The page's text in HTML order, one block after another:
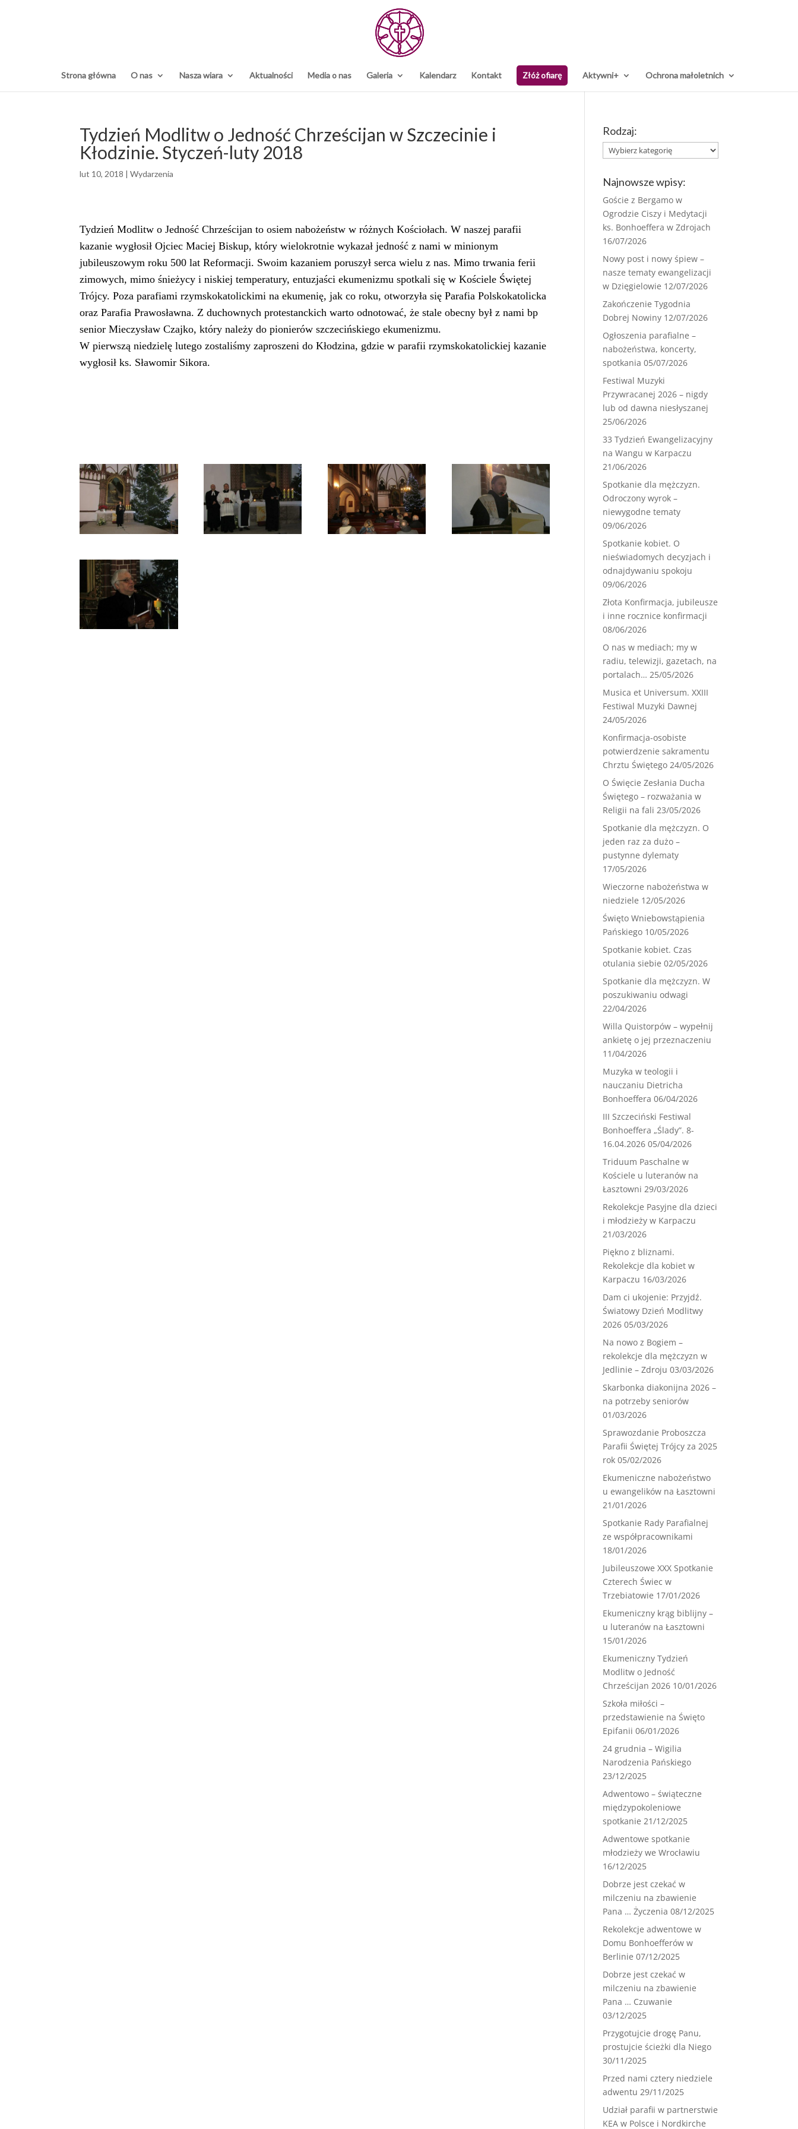
Strona główna O nas Nasza wiara Aktualności Media o nas Galeria Kalendarz Kontakt Złóż ofiarę Aktywni+ Ochrona małoletnich
Tydzień Modlitw o Jedność Chrześcijan w Szczecinie i
Kłodzinie. Styczeń-luty 2018
lut 10, 2018 |Wydarzenia
Tydzień Modlitw o Jedność Chrześcijan to osiem nabożeństw w różnych Kościołach. W naszej parafii
kazanie wygłosił Ojciec Maciej Biskup, który wielokrotnie wykazał jedność z nami w minionym
jubileuszowym roku 500 lat Reformacji. Swoim kazaniem poruszył serca wielu z nas. Mimo trwania ferii
zimowych, mimo śnieżycy i niskiej temperatury, entuzjaści ekumenizmu spotkali się w Kościele Świętej
Trójcy. Poza parafiami rzymskokatolickimi na ekumenię, jak co roku, otworzyła się Parafia Polskokatolicka
oraz Parafia Prawosławna. Z duchownych protestanckich warto odnotować, że stale obecny był z nami bp
senior Mieczysław Czajko, który należy do pionierów szczecińskiego ekumenizmu.
W pierwszą niedzielę lutego zostaliśmy zaproszeni do Kłodzina, gdzie w parafii rzymskokatolickiej kazanie
wygłosił ks. Sławomir Sikora.
Rodzaj:
Rodzaj:
Najnowsze wpisy:
Goście z Bergamo w
Ogrodzie Ciszy i Medytacji
ks. Bonhoeffera w Zdrojach
16/07/2026
Nowy post i nowy śpiew –
nasze tematy ewangelizacji
w Dzięgielowie 12/07/2026
Zakończenie Tygodnia
Dobrej Nowiny 12/07/2026
Ogłoszenia parafialne –
nabożeństwa, koncerty,
spotkania 05/07/2026
Festiwal Muzyki
Przywracanej 2026 – nigdy
lub od dawna niesłyszanej
25/06/2026
33 Tydzień Ewangelizacyjny
na Wangu w Karpaczu
21/06/2026
Spotkanie dla mężczyzn.
Odroczony wyrok –
niewygodne tematy
09/06/2026
Spotkanie kobiet. O
nieświadomych decyzjach i
odnajdywaniu spokoju
09/06/2026
Złota Konfirmacja, jubileusze
i inne rocznice konfirmacji
08/06/2026
O nas w mediach; my w
radiu, telewizji, gazetach, na
portalach… 25/05/2026
Musica et Universum. XXIII
Festiwal Muzyki Dawnej
24/05/2026
Konfirmacja-osobiste
potwierdzenie sakramentu
Chrztu Świętego 24/05/2026
O Święcie Zesłania Ducha
Świętego – rozważania w
Religii na fali 23/05/2026
Spotkanie dla mężczyzn. O
jeden raz za dużo –
pustynne dylematy
17/05/2026
Wieczorne nabożeństwa w
niedziele 12/05/2026
Święto Wniebowstąpienia
Pańskiego 10/05/2026
Spotkanie kobiet. Czas
otulania siebie 02/05/2026
Spotkanie dla mężczyzn. W
poszukiwaniu odwagi
22/04/2026
Willa Quistorpów – wypełnij
ankietę o jej przeznaczeniu
11/04/2026
Muzyka w teologii i
nauczaniu Dietricha
Bonhoeffera 06/04/2026
III Szczeciński Festiwal
Bonhoeffera „Ślady”. 8-
16.04.2026 05/04/2026
Triduum Paschalne w
Kościele u luteranów na
Łasztowni 29/03/2026
Rekolekcje Pasyjne dla dzieci
i młodzieży w Karpaczu
21/03/2026
Piękno z bliznami.
Rekolekcje dla kobiet w
Karpaczu 16/03/2026
Dam ci ukojenie: Przyjdź.
Światowy Dzień Modlitwy
2026 05/03/2026
Na nowo z Bogiem –
rekolekcje dla mężczyzn w
Jedlinie – Zdroju 03/03/2026
Skarbonka diakonijna 2026 –
na potrzeby seniorów
01/03/2026
Sprawozdanie Proboszcza
Parafii Świętej Trójcy za 2025
rok 05/02/2026
Ekumeniczne nabożeństwo
u ewangelików na Łasztowni
21/01/2026
Spotkanie Rady Parafialnej
ze współpracownikami
18/01/2026
Jubileuszowe XXX Spotkanie
Czterech Świec w
Trzebiatowie 17/01/2026
Ekumeniczny krąg biblijny –
u luteranów na Łasztowni
15/01/2026
Ekumeniczny Tydzień
Modlitw o Jedność
Chrześcijan 2026 10/01/2026
Szkoła miłości –
przedstawienie na Święto
Epifanii 06/01/2026
24 grudnia – Wigilia
Narodzenia Pańskiego
23/12/2025
Adwentowo – świąteczne
międzypokoleniowe
spotkanie 21/12/2025
Adwentowe spotkanie
młodzieży we Wrocławiu
16/12/2025
Dobrze jest czekać w
milczeniu na zbawienie
Pana … Życzenia 08/12/2025
Rekolekcje adwentowe w
Domu Bonhoefferów w
Berlinie 07/12/2025
Dobrze jest czekać w
milczeniu na zbawienie
Pana … Czuwanie
03/12/2025
Przygotujcie drogę Panu,
prostujcie ścieżki dla Niego
30/11/2025
Przed nami cztery niedziele
adwentu 29/11/2025
Udział parafii w partnerstwie
KEA w Polsce i Nordkirche